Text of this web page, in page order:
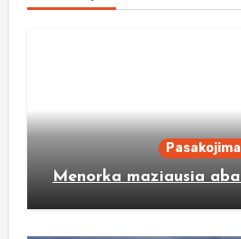
Menorka maziausia